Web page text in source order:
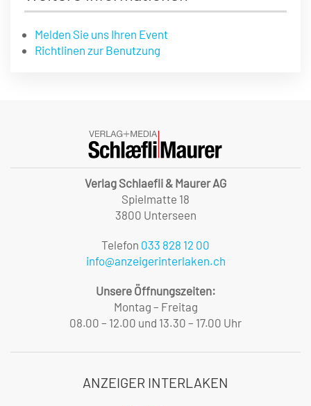
Melden Sie uns Ihren Event
Richtlinen zur Benutzung
Verlag Schlaefli & Maurer AG
Spielmatte 18
3800 Unterseen
Telefon 033 828 12 00
info@anzeigerinterlaken.ch
Unsere Öffnungszeiten:
Montag – Freitag
08.00 – 12.00 und 13.30 – 17.00 Uhr
ANZEIGER INTERLAKEN